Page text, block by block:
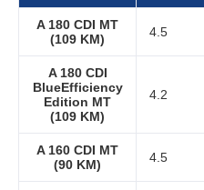
A 180 CDI MT
(109 KM)
4.5
A 180 CDI
BlueEfficiency
Edition MT
(109 KM)
4.2
A 160 CDI MT
(90 KM)
4.5